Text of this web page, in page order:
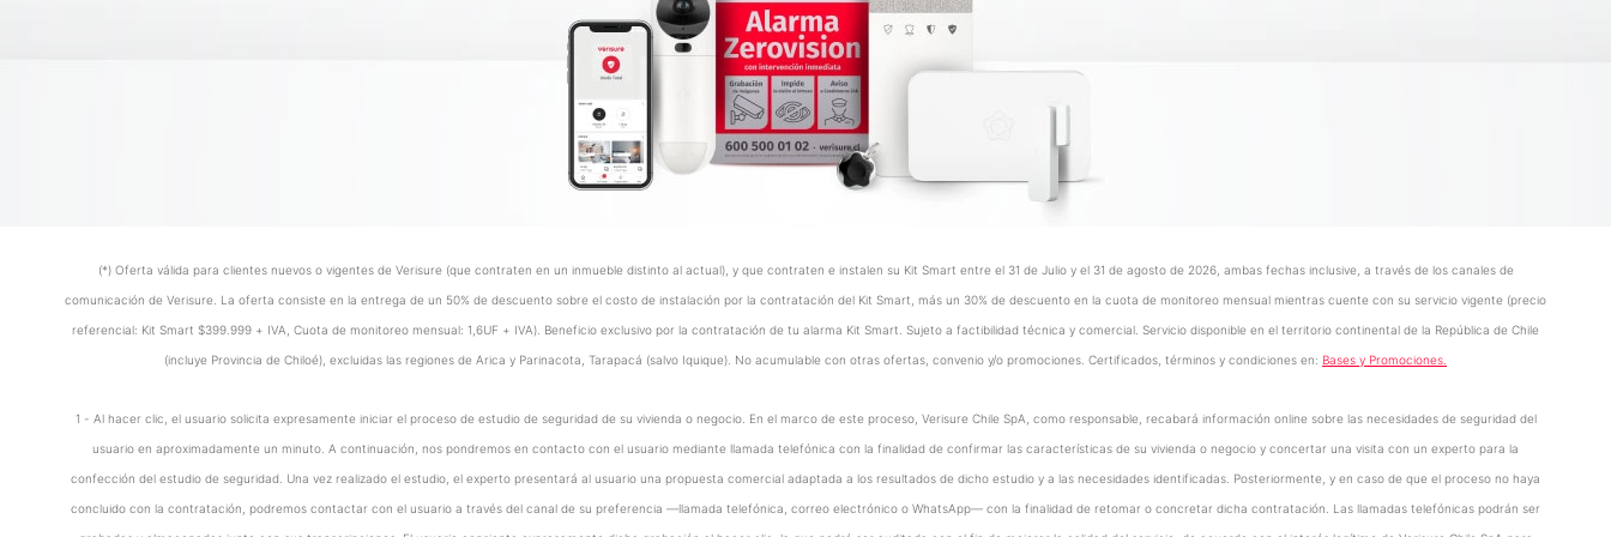
(*) Oferta válida para clientes nuevos o vigentes de Verisure (que contraten en un inmueble distinto al actual), y que contraten e instalen su Kit Smart entre el 31 de Julio y el 31 de agosto de 2026, ambas fechas inclusive, a través de los canales de
comunicación de Verisure. La oferta consiste en la entrega de un 50% de descuento sobre el costo de instalación por la contratación del Kit Smart, más un 30% de descuento en la cuota de monitoreo mensual mientras cuente con su servicio vigente (precio
referencial: Kit Smart $399.999 + IVA, Cuota de monitoreo mensual: 1,6UF + IVA). Beneficio exclusivo por la contratación de tu alarma Kit Smart. Sujeto a factibilidad técnica y comercial. Servicio disponible en el territorio continental de la República de Chile
(incluye Provincia de Chiloé), excluidas las regiones de Arica y Parinacota, Tarapacá (salvo Iquique). No acumulable con otras ofertas, convenio y/o promociones. Certificados, términos y condiciones en: Bases y Promociones.
1 - Al hacer clic, el usuario solicita expresamente iniciar el proceso de estudio de seguridad de su vivienda o negocio. En el marco de este proceso, Verisure Chile SpA, como responsable, recabará información online sobre las necesidades de seguridad del
usuario en aproximadamente un minuto. A continuación, nos pondremos en contacto con el usuario mediante llamada telefónica con la finalidad de confirmar las características de su vivienda o negocio y concertar una visita con un experto para la
confección del estudio de seguridad. Una vez realizado el estudio, el experto presentará al usuario una propuesta comercial adaptada a los resultados de dicho estudio y a las necesidades identificadas. Posteriormente, y en caso de que el proceso no haya
concluido con la contratación, podremos contactar con el usuario a través del canal de su preferencia —llamada telefónica, correo electrónico o WhatsApp— con la finalidad de retomar o concretar dicha contratación. Las llamadas telefónicas podrán ser